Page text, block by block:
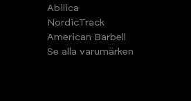
Abilica
NordicTrack
American Barbell
Se alla varumärken